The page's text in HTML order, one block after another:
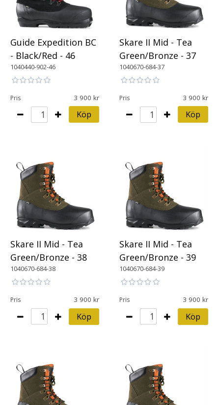
Guide Expedition BC
- Black/Red - 46
1040440-902-46
Pris 3 900
Köp
Skare II Mid - Tea
Green/Bronze - 37
1040670-684-37
Pris 3 900
Köp
Skare II Mid - Tea
Green/Bronze - 38
1040670-684-38
Pris 3 900
Köp
Skare II Mid - Tea
Green/Bronze - 39
1040670-684-39
Pris 3 900
Köp